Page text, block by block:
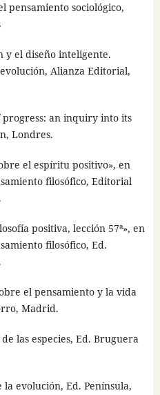
pensamiento sociológico,
y el diseño inteligente.
Alianza Editorial,
progress: an inquiry into its
Londres.
el espíritu positivo», en
filosófico, Editorial
positiva, lección 57ª», en
filosófico, Ed.
el pensamiento y la vida
Madrid.
las especies, Ed. Bruguera
evolución, Ed. Península,